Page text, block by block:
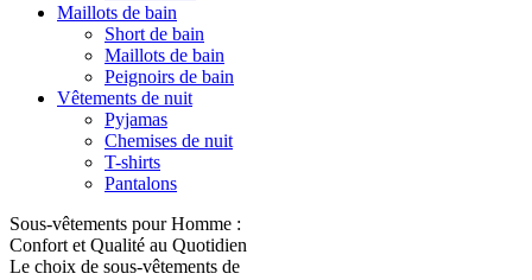
Maillots de bain
Short de bain
Maillots de bain
Peignoirs de bain
Vêtements de nuit
Pyjamas
Chemises de nuit
T-shirts
Pantalons
Sous-vêtements pour Homme :
Confort et Qualité au Quotidien
Le choix de sous-vêtements de